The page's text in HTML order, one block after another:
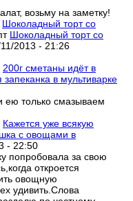
возьму на заметку!
Шоколадный торт со
Шоколадный торт со
2013 - 21:26
200г сметаны идёт в
в мультиварке
ею только смазываем
Кажется уже всякую
с овощами в
- 22:50
попробовала за свою
откроется
овощную
удивить.Слова